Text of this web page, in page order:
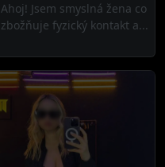
Ahoj! Jsem smyslná žena co
zbožňuje fyzický kontakt a...